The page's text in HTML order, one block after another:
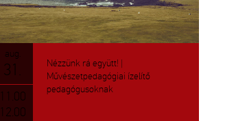
aug.
31.
11.00
12.00
Nézzünk rá együtt! |
Művészetpedagógiai ízelítő
pedagógusoknak